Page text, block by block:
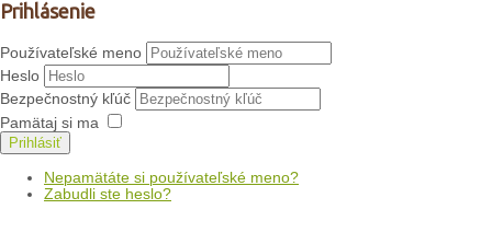
Prihlásenie
Používateľské meno
Heslo
Bezpečnostný kľúč
Pamätaj si ma
Prihlásiť
Nepamätáte si používateľské meno?
Zabudli ste heslo?